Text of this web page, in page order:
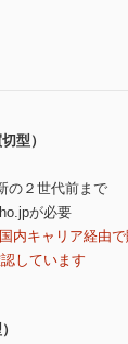
型）
の２世代前まで
が必要
キャリア経由
しています